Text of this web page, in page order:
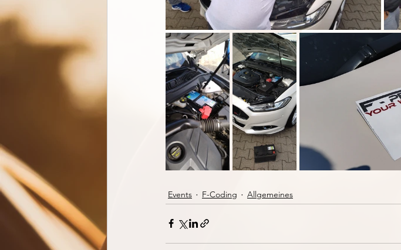
Events F-Coding Allgemeines